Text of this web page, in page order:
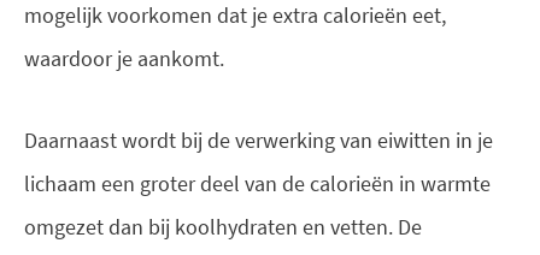
mogelijk voorkomen dat je extra calorieën eet,
waardoor je aankomt.
Daarnaast wordt bij de verwerking van eiwitten in je
lichaam een groter deel van de calorieën in warmte
omgezet dan bij koolhydraten en vetten. De